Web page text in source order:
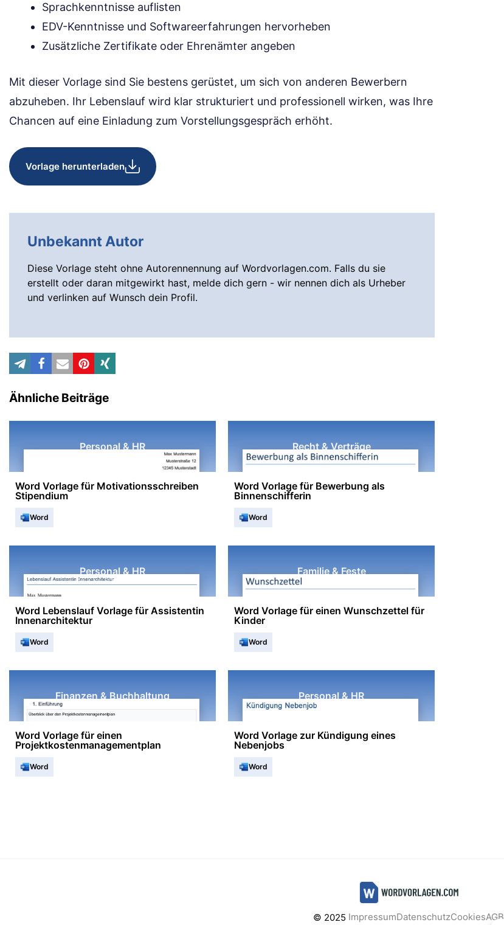
Sprachkenntnisse auflisten
EDV-Kenntnisse und Softwareerfahrungen hervorheben
Zusätzliche Zertifikate oder Ehrenämter angeben
Mit dieser Vorlage sind Sie bestens gerüstet, um sich von anderen Bewerbern
abzuheben. Ihr Lebenslauf wird klar strukturiert und professionell wirken, was Ihre
Chancen auf eine Einladung zum Vorstellungsgespräch erhöht.
Vorlage herunterladen
Unbekannt Autor
Diese Vorlage steht ohne Autorennennung auf Wordvorlagen.com. Falls du sie
erstellt oder daran mitgewirkt hast, melde dich gern - wir nennen dich als Urheber
und verlinken auf Wunsch dein Profil.
Ähnliche Beiträge
Personal & HR
Word Vorlage für Motivationsschreiben
Stipendium
Word
Recht & Verträge
Word Vorlage für Bewerbung als
Binnenschifferin
Word
Personal & HR
Word Lebenslauf Vorlage für Assistentin
Innenarchitektur
Word
Familie & Feste
Word Vorlage für einen Wunschzettel für
Kinder
Word
Finanzen & Buchhaltung
Word Vorlage für einen
Projektkostenmanagementplan
Word
Personal & HR
Word Vorlage zur Kündigung eines
Nebenjobs
Word
© 2025 ImpressumDatenschutzCookiesAGB